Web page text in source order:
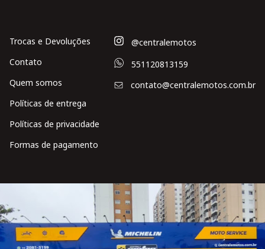
Trocas e Devoluções
Contato
Quem somos
Políticas de entrega
Políticas de privacidade
Formas de pagamento
@centralemotos
551120813159
contato@centralemotos.com.br